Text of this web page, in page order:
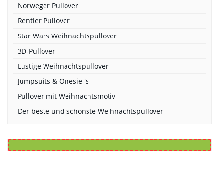
Norweger Pullover
Rentier Pullover
Star Wars Weihnachtspullover
3D-Pullover
Lustige Weihnachtspullover
Jumpsuits & Onesie 's
Pullover mit Weihnachtsmotiv
Der beste und schönste Weihnachtspullover